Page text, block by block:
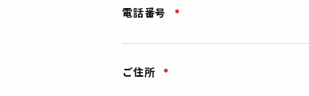
電話番号 *
ご住所 *